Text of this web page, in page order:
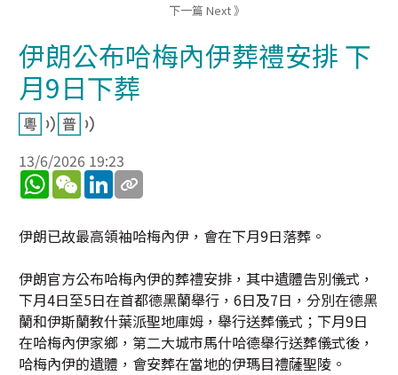
下一篇 Next 》
伊朗公布哈梅內伊葬禮安排 下
月9日下葬
13/6/2026 19:23
WhatsApp
WeChatLinkedIn
伊朗已故最高領袖哈梅內伊，會在下月9日落葬。
伊朗官方公布哈梅內伊的葬禮安排，其中遺體告別儀式，
下月4日至5日在首都德黑蘭舉行，6日及7日，分別在德黑
蘭和伊斯蘭教什葉派聖地庫姆，舉行送葬儀式；下月9日
在哈梅內伊家鄉，第二大城市馬什哈德舉行送葬儀式後，
哈梅內伊的遺體，會安葬在當地的伊瑪目禮薩聖陵。